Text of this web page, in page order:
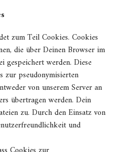
zum Teil Cookies. Cookies
die über Deinen Browser im
gespeichert werden. Diese
zur pseudonymisierten
von unserem Server an
übertragen werden. Dein
zu. Durch den Einsatz von
und